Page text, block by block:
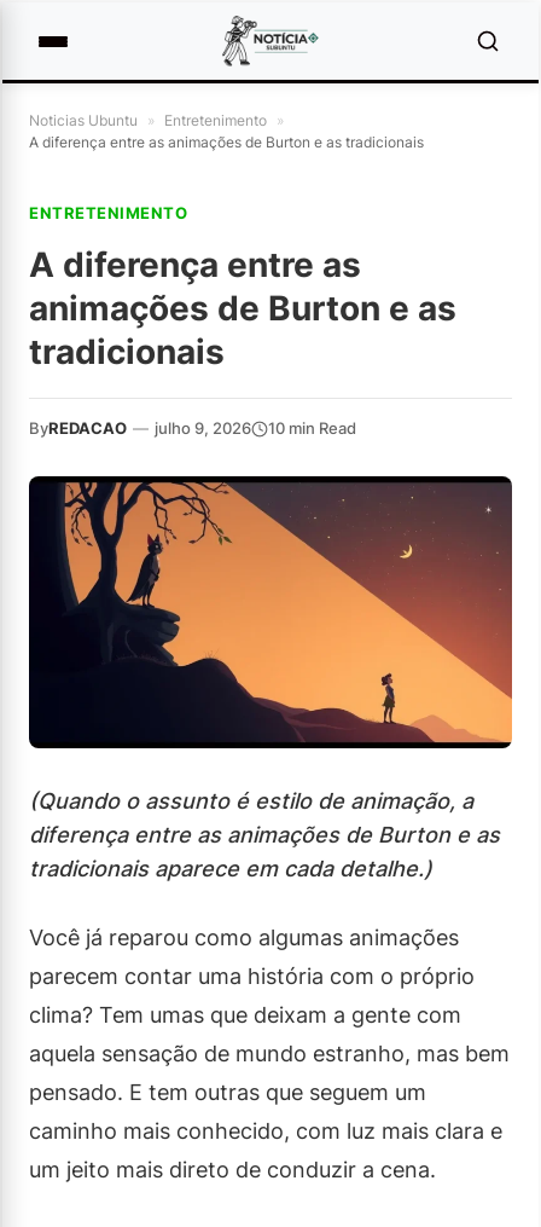
Noticias Ubuntu » Entretenimento »
A diferença entre as animações de Burton e as tradicionais
ENTRETENIMENTO
A diferença entre as
animações de Burton e as
tradicionais
ByREDACAO — julho 9, 2026 10 min Read
(Quando o assunto é estilo de animação, a
diferença entre as animações de Burton e as
tradicionais aparece em cada detalhe.)
Você já reparou como algumas animações
parecem contar uma história com o próprio
clima? Tem umas que deixam a gente com
aquela sensação de mundo estranho, mas bem
pensado. E tem outras que seguem um
caminho mais conhecido, com luz mais clara e
um jeito mais direto de conduzir a cena.